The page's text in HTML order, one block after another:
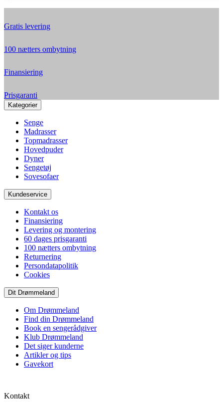
Gratis levering
100 nætters ombytning
Finansiering
Prisgaranti
Kategorier
Senge
Madrasser
Topmadrasser
Hovedpuder
Dyner
Sengetøj
Sovesofaer
Kundeservice
Kontakt os
Finansiering
Levering og montering
60 dages prisgaranti
100 nætters ombytning
Returnering
Persondatapolitik
Cookies
Dit Drømmeland
Om Drømmeland
Find din Drømmeland
Book en sengerådgiver
Klub Drømmeland
Det siger kunderne
Artikler og tips
Gavekort
Kontakt